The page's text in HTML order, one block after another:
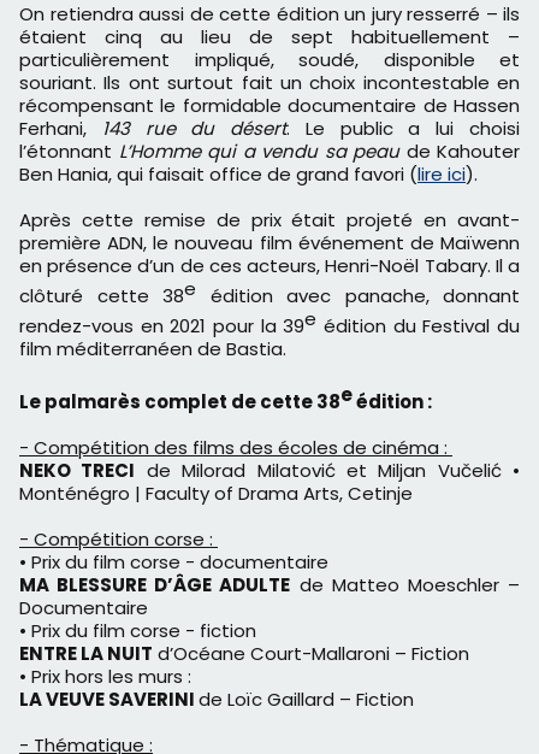
On retiendra aussi de cette édition un jury resserré – ils
étaient cinq au lieu de sept habituellement –
particulièrement impliqué, soudé, disponible et
souriant. Ils ont surtout fait un choix incontestable en
récompensant le formidable documentaire de Hassen
Ferhani,
143 rue du désert. Le public a lui choisi
l’étonnant L’Homme qui a vendu sa peaude Kahouter
Ben Hania, qui faisait office de grand favori (lire ici).
Après cette remise de prix était projeté en avant-
première ADN, le nouveau film événement de Maïwenn
en présence d’un de ces acteurs, Henri-Noël Tabary. Il a
clôturé cette 38e édition avec panache, donnant
rendez-vous en 2021 pour la 39e édition du Festival du
film méditerranéen de Bastia.
Le palmarès complet de cette 38eédition :
- Compétition des films des écoles de cinéma :
NEKO TRECI de Milorad Milatović et Miljan Vučelić •
Monténégro | Faculty of Drama Arts, Cetinje
- Compétition corse :
• Prix du film corse - documentaire
MA BLESSURE D’ÂGE ADULTE de Matteo Moeschler –
Documentaire
• Prix du film corse - fiction
ENTRE LA NUIT d’Océane Court-Mallaroni – Fiction
• Prix hors les murs :
LA VEUVE SAVERINIde Loïc Gaillard – Fiction
- Thématique :